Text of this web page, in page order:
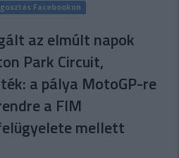
Facebookon
az elmúlt napok
Park Circuit,
a pálya MotoGP-re
a FIM
mellett